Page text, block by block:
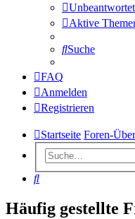
Aktive
Suche
FAQ
Anmelden
Registrieren
Startseite Foren-
Suche
Häufig gestellte